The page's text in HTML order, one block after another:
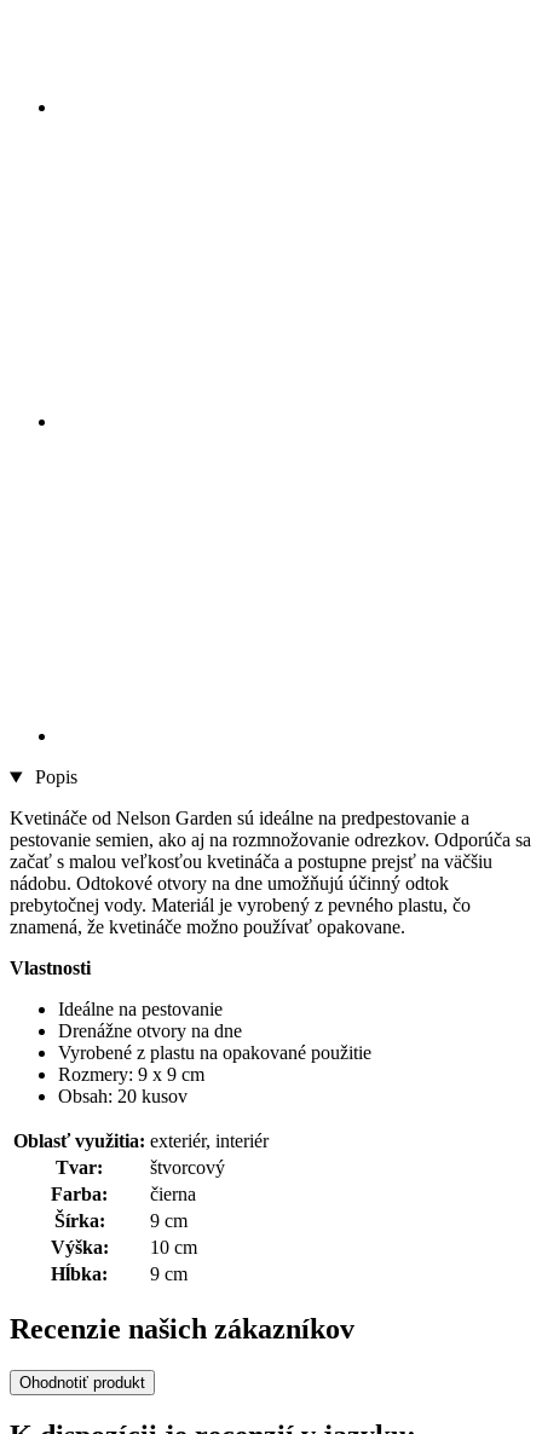
Popis
Kvetináče od Nelson Garden sú ideálne na predpestovanie a
pestovanie semien, ako aj na rozmnožovanie odrezkov. Odporúča sa
začať s malou veľkosťou kvetináča a postupne prejsť na väčšiu
nádobu. Odtokové otvory na dne umožňujú účinný odtok
prebytočnej vody. Materiál je vyrobený z pevného plastu, čo
znamená, že kvetináče možno používať opakovane.
Vlastnosti
Ideálne na pestovanie
Drenážne otvory na dne
Vyrobené z plastu na opakované použitie
Rozmery: 9 x 9 cm
Obsah: 20 kusov
Oblasť využitia: exteriér, interiér
Tvar:
štvorcový
Farba:
čierna
Šírka:
9 cm
Výška:
10 cm
Hĺbka:
9 cm
Recenzie našich zákazníkov
Ohodnotiť produkt